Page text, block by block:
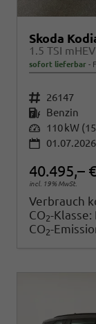
Skoda
sofort lieferbar
Fahrzeugnr. 26147
Kraftstoff Benzin
Leistung 110 kW
01.07.2026
40.495,– €
incl. 19% MwSt.
Verbrauch
CO2-Klasse:
CO2-